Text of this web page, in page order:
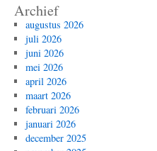
Archief
augustus 2026
juli 2026
juni 2026
mei 2026
april 2026
maart 2026
februari 2026
januari 2026
december 2025